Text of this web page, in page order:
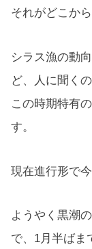
それがどこか
シラス漁の動
ど、人に聞く
この時期特有
す。
現在進行形で
ようやく黒潮
で、1月半ばま